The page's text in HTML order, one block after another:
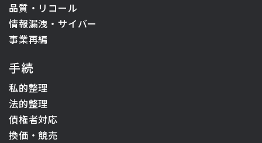
品質・リコール
情報漏洩・サイバー
事業再編
手続
私的整理
法的整理
債権者対応
換価・競売